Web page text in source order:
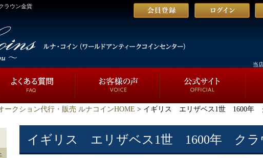
ウン金貨
当
ークション代行・販売 ルナコインHOME > イギリス エリザベス1世 1600年
イギリス エリザベス1世 1600年 クラ